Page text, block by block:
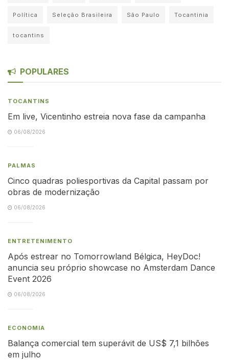
Política Seleção Brasileira São Paulo Tocantinia
tocantins
POPULARES
TOCANTINS
Em live, Vicentinho estreia nova fase da campanha
06/08/2026
PALMAS
Cinco quadras poliesportivas da Capital passam por
obras de modernização
06/08/2026
ENTRETENIMENTO
Após estrear no Tomorrowland Bélgica, HeyDoc!
anuncia seu próprio showcase no Amsterdam Dance
Event 2026
06/08/2026
ECONOMIA
Balança comercial tem superávit de US$ 7,1 bilhões
em julho